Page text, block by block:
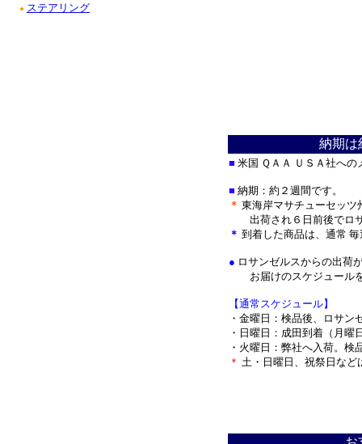
納期は
■ 米国 ＱＡＡ ＵＳＡ社へ
■ 納期：約２週間です。
＊ 東海岸マサチューセッツ
出荷され６日前後でロ
＊ 到着した商品は、通常
● ロサンゼルスからの出荷
お届けのスケジュールを
【通常スケジュール】
・金曜日：検品後、ロサン
・日曜日：成田到着（月曜
・火曜日：弊社へ入荷。検
＊ 土・日曜日、祝祭日など
● ステアリング